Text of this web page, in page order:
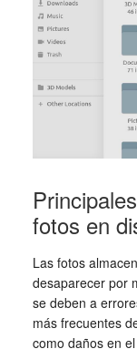
fotos en
Las fotos
desaparecer por
se deben a
más frecuentes
como daños en